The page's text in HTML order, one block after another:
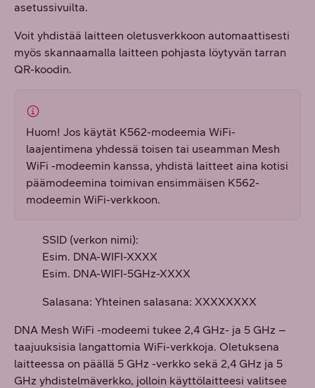
asetussivuilta.
Voit yhdistää laitteen oletusverkkoon automaattisesti
myös skannaamalla laitteen pohjasta löytyvän tarran
QR-koodin.
Huom! Jos käytät K562-modeemia WiFi-
laajentimena yhdessä toisen tai useamman Mesh
WiFi -modeemin kanssa, yhdistä laitteet aina kotisi
päämodeemina toimivan ensimmäisen K562-
modeemin WiFi-verkkoon.
SSID (verkon nimi):
Esim. DNA-WIFI-XXXX
Esim. DNA-WIFI-5GHz-XXXX
Salasana: Yhteinen salasana: XXXXXXXX
DNA Mesh WiFi -modeemi tukee 2,4 GHz- ja 5 GHz –
taajuuksisia langattomia WiFi-verkkoja. Oletuksena
laitteessa on päällä 5 GHz -verkko sekä 2,4 GHz ja 5
GHz yhdistelmäverkko, jolloin käyttölaitteesi valitsee